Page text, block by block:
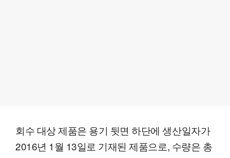
회수 대상 제품은 용기 뒷면 하단에 생산일자가
2016년 1월 13일로 기재된 제품으로, 수량은 총